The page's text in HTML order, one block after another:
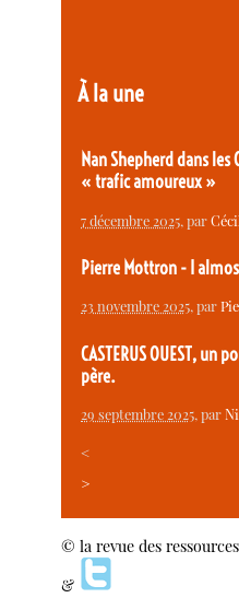
À la une
Nan Shepherd dans
« trafic amoureux »
7 décembre 2025, par
Pierre Mottron - I
23 novembre 2025, par
CASTERUS OUEST, un
père.
29 septembre 2025, par
<
>
© la revue des
&